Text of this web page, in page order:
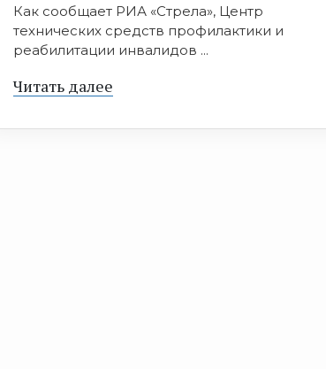
Как сообщает РИА «Стрела», Центр
технических средств профилактики и
реабилитации инвалидов ...
Читать далее